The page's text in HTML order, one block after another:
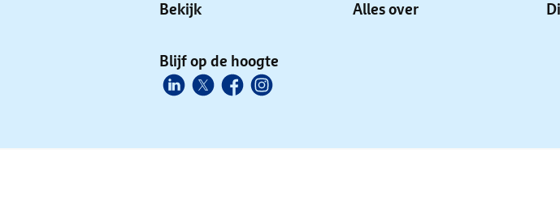
Bekijk Alles over
Blijf op de hoogte